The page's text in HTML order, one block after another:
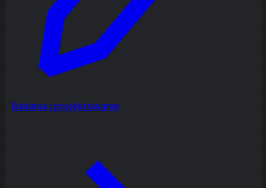
Badania i projektowanie